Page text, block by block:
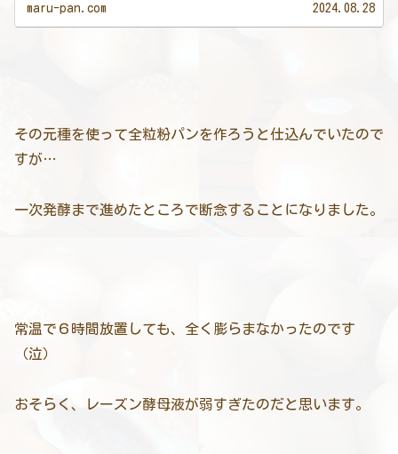
maru-pan.com 2024.08.28
その元種を使って全粒粉パンを作ろうと仕込んでいたので
すが…
一次発酵まで進めたところで断念することになりました。
常温で６時間放置しても、全く膨らまなかったのです
（泣）
おそらく、レーズン酵母液が弱すぎたのだと思います。